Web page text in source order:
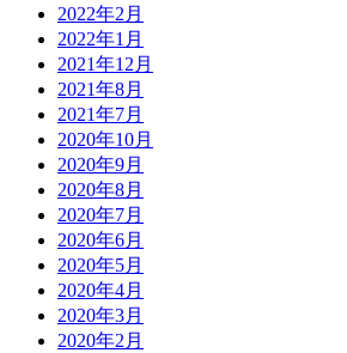
2022年2月
2022年1月
2021年12月
2021年8月
2021年7月
2020年10月
2020年9月
2020年8月
2020年7月
2020年6月
2020年5月
2020年4月
2020年3月
2020年2月